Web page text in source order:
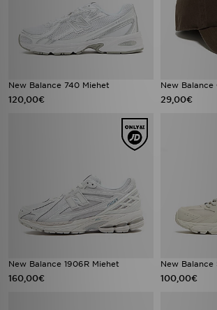
New Balance 740 Miehet
120,00€
New
29,00€
New Balance 1906R Miehet
160,00€
New Balance
100,00€